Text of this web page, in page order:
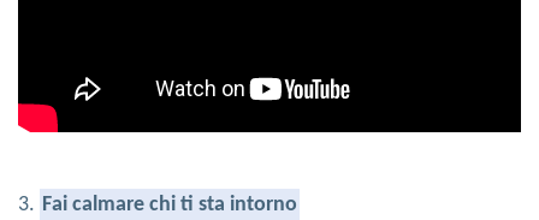
3. Fai calmare chi ti sta intorno